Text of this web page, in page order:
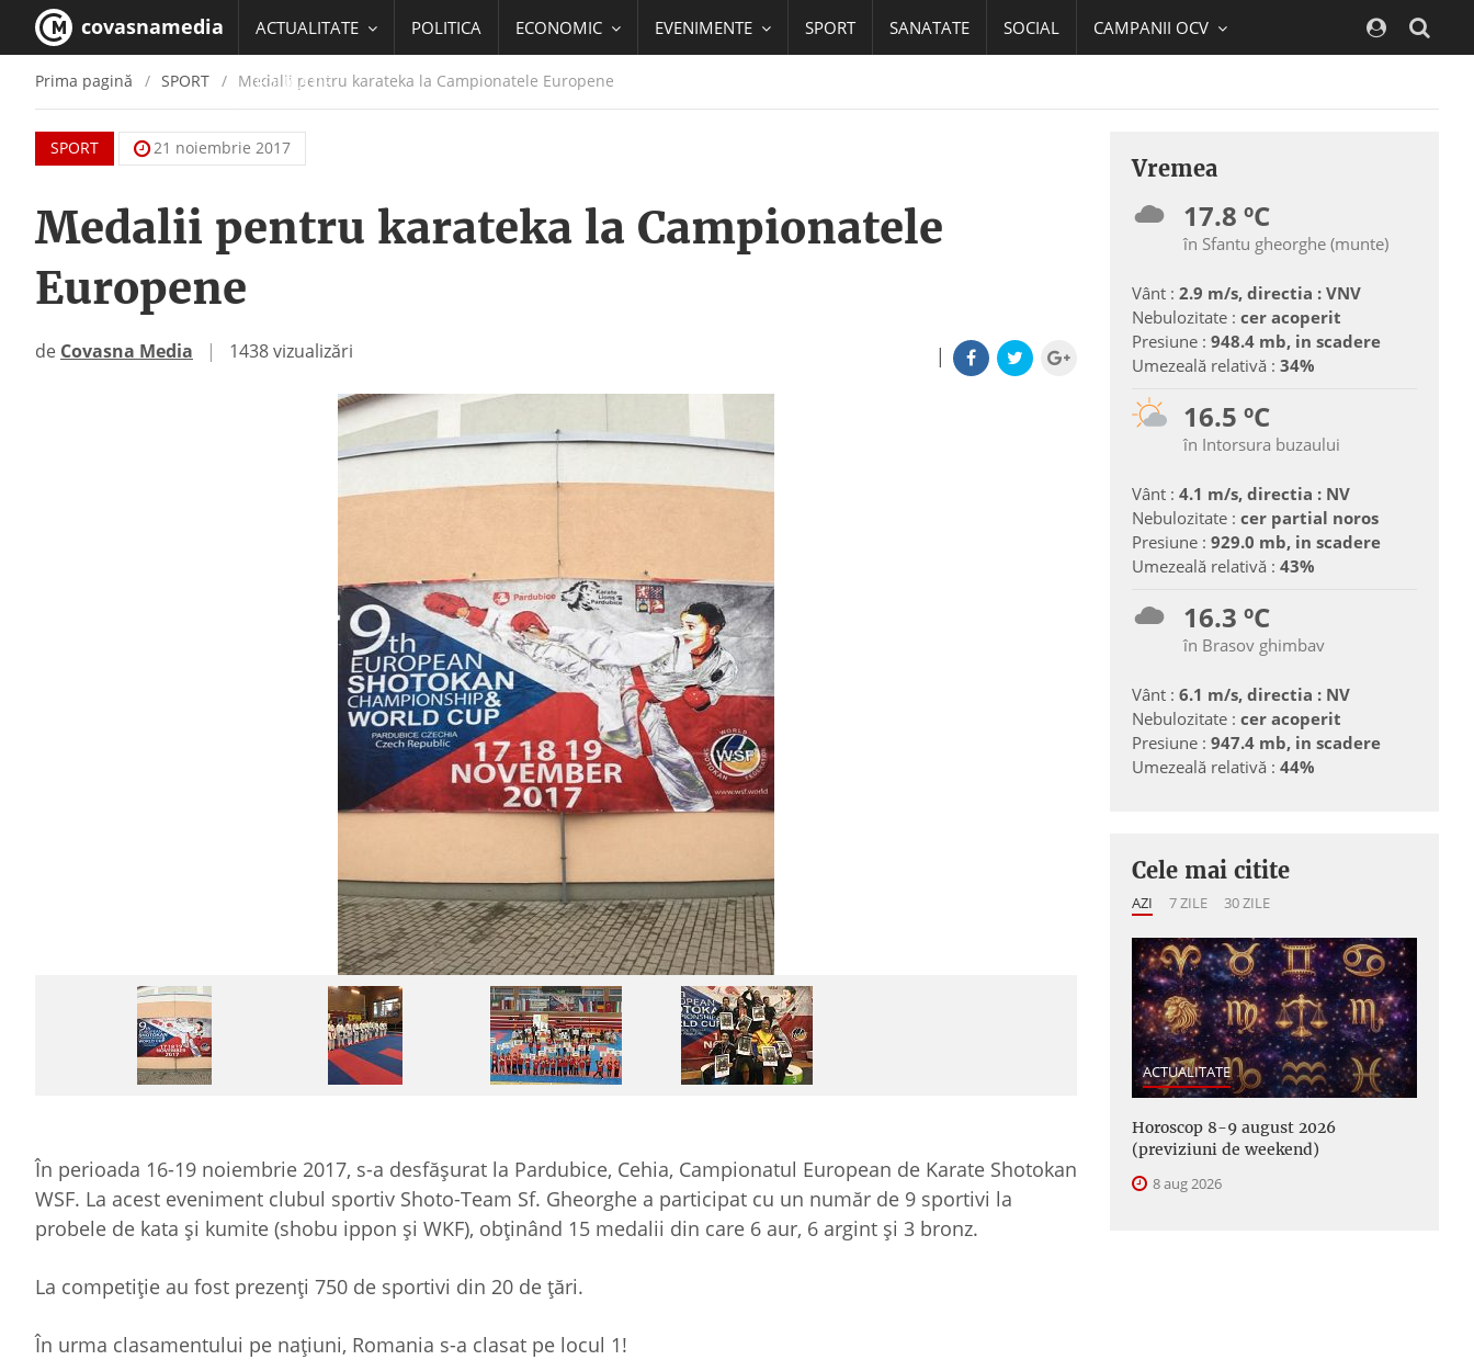
covasnamedia ACTUALITATE POLITICA ECONOMIC EVENIMENTE SPORT SANATATE SOCIAL CAMPANII OCV
EDUCATIE
Prima pagină SPORT Medalii pentru karateka la Campionatele Europene
SPORT 21 noiembrie 2017
Medalii pentru karateka la Campionatele
Europene
|
de Covasna Media | 1438 vizualizări
În perioada 16-19 noiembrie 2017, s-a desfăşurat la Pardubice, Cehia, Campionatul European de Karate Shotokan
WSF. La acest eveniment clubul sportiv Shoto-Team Sf. Gheorghe a participat cu un număr de 9 sportivi la
probele de kata şi kumite (shobu ippon şi WKF), obţinând 15 medalii din care 6 aur, 6 argint şi 3 bronz.
La competiţie au fost prezenţi 750 de sportivi din 20 de ţări.
În urma clasamentului pe naţiuni, Romania s-a clasat pe locul 1!
Vremea
17.8 ºC
în Sfantu gheorghe (munte)
Vânt : 2.9 m/s, directia : VNV
Nebulozitate : cer acoperit
Presiune : 948.4 mb, in scadere
Umezeală relativă : 34%
16.5 ºC
în Intorsura buzaului
Vânt : 4.1 m/s, directia : NV
Nebulozitate : cer partial noros
Presiune : 929.0 mb, in scadere
Umezeală relativă : 43%
16.3 ºC
în Brasov ghimbav
Vânt : 6.1 m/s, directia : NV
Nebulozitate : cer acoperit
Presiune : 947.4 mb, in scadere
Umezeală relativă : 44%
Cele mai citite
AZI 7 ZILE 30 ZILE
ACTUALITATE
Horoscop 8-9 august 2026
(previziuni de weekend)
8 aug 2026